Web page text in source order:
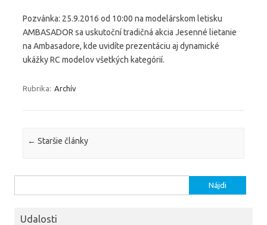
Pozvánka: 25.9.2016 od 10:00 na modelárskom letisku
AMBASADOR sa uskutoční tradičná akcia Jesenné lietanie
na Ambasadore, kde uvidíte prezentáciu aj dynamické
ukážky RC modelov všetkých kategórií.
Rubrika: Archív
Navigácia článkami
← Staršie články
Udalosti